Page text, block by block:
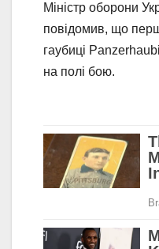
Міністр оборони
повідомив, що
гаубиці
на полі бою.